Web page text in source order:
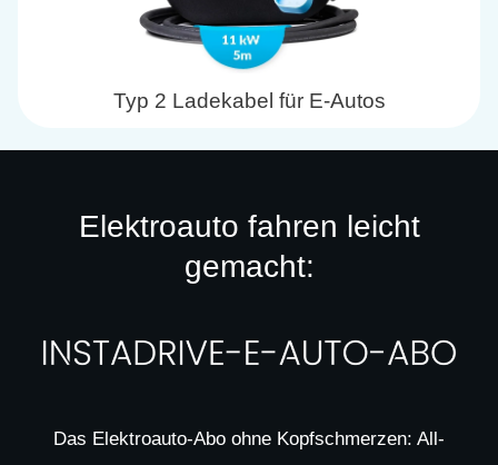
Typ 2 Ladekabel für E-Autos
Elektroauto fahren leicht
gemacht:
Das Elektroauto-Abo ohne Kopfschmerzen: All-